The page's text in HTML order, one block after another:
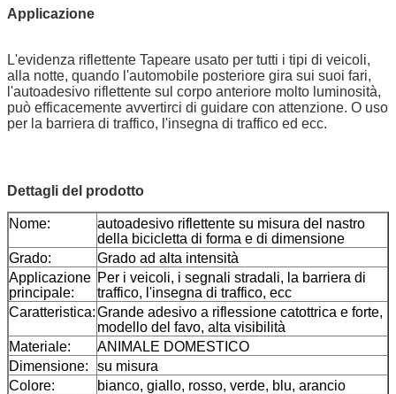
Applicazione
L'evidenza riflettente Tapeare usato per tutti i tipi di veicoli,
alla notte, quando l'automobile posteriore gira sui suoi fari,
l'autoadesivo riflettente sul corpo anteriore molto luminosità,
può efficacemente avvertirci di guidare con attenzione. O uso
per la barriera di traffico, l'insegna di traffico ed ecc.
Dettagli del prodotto
Nome:
autoadesivo riflettente su misura del nastro
della bicicletta di forma e di dimensione
Grado:
Grado ad alta intensità
Applicazione
principale:
Per i veicoli, i segnali stradali, la barriera di
traffico, l'insegna di traffico, ecc
Caratteristica:Grande adesivo a riflessione catottrica e forte,
modello del favo, alta visibilità
Materiale:
ANIMALE DOMESTICO
Dimensione:
su misura
Colore:
bianco, giallo, rosso, verde, blu, arancio